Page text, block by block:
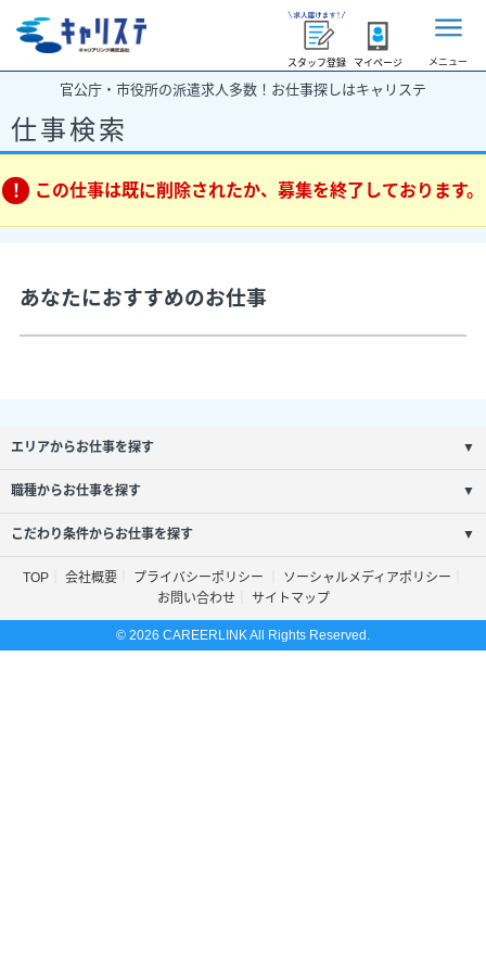
スタッフ登録 マイページ メニュー
官公庁・市役所の派遣求人多数！お仕事探しはキャリステ
仕事検索
この仕事は既に削除されたか、募集を終了しております。
あなたにおすすめのお仕事
エリアからお仕事を探す ▼
職種からお仕事を探す ▼
こだわり条件からお仕事を探す ▼
TOP 会社概要 プライバシーポリシー
ソーシャルメディアポリシー
お問い合わせ
サイトマップ
© 2026 CAREERLINK All Rights Reserved.